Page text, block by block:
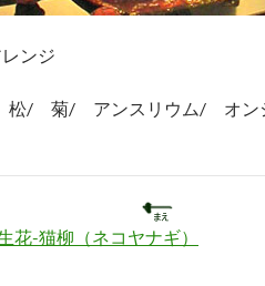
ンジ
松/ 菊/ アンスリウム/ オ
花-猫柳（ネコヤナギ）